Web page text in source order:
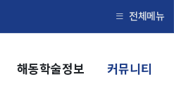
전체메뉴
해동학술정보 커뮤니티
교육